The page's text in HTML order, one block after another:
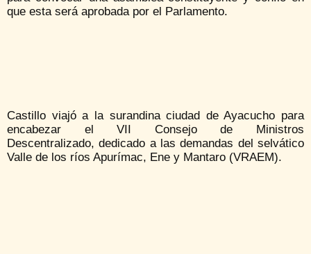
que esta será aprobada por el Parlamento.
Castillo viajó a la surandina ciudad de Ayacucho para
encabezar el VII Consejo de Ministros
Descentralizado, dedicado a las demandas del selvático
Valle de los ríos Apurímac, Ene y Mantaro (VRAEM).